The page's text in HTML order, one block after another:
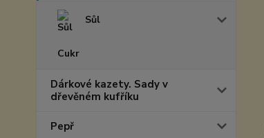
Sůl
Cukr
Dárkové kazety. Sady v
dřevěném kufříku
Pepř